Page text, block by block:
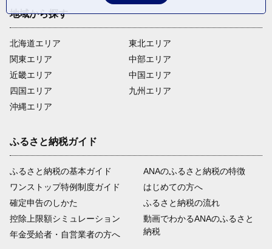
地域から探す
北海道エリア
関東エリア
近畿エリア
四国エリア
沖縄エリア
東北エリア
中部エリア
中国エリア
九州エリア
ふるさと納税ガイド
ふるさと納税の基本ガイド
ワンストップ特例制度ガイド
確定申告のしかた
控除上限額シミュレーション
年金受給者・自営業者の方へ
ANAのふるさと納税の特徴
はじめての方へ
ふるさと納税の流れ
動画でわかるANAのふるさと
納税